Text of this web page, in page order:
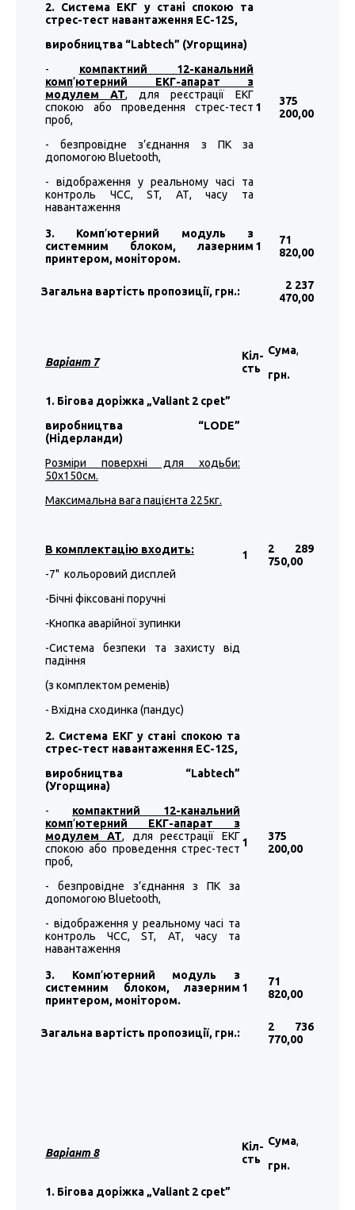
2. Система ЕКГ у стані спокою та
стрес-тест навантаження EC-12S,
виробництва “Labtech” (Угорщина)
- компактний 12-канальний
комп’ютерний ЕКГ-апарат з
модулем АТ, для реєстрації ЕКГ
спокою або проведення стрес-тест
проб,
- безпровідне з’єднання з ПК за
допомогою Bluetooth,
- відображення у реальному часі та
контроль ЧСС, ST, АТ, часу та
навантаження
1
375
200,00
3. Комп’ютерний модуль з
системним блоком, лазерним
принтером, монітором.
1
71
820,00
Загальна вартість пропозиції, грн.:
2 237
470,00
Варіант 7
Кіл-
сть
Сума,
грн.
1. Бігова доріжка „Valiant 2 cpet”
виробництва “LODE”
(Нідерланди)
Розміри поверхні для ходьби:
50х150см.
Максимальна вага пацієнта 225кг.
В комплектацію входить:
-7" кольоровий дисплей
-Бічні фіксовані поручні
-Кнопка аварійної зупинки
-Система безпеки та захисту від
падіння
(з комплектом ременів)
- Вхідна сходинка (пандус)
1
2 289
750,00
2. Система ЕКГ у стані спокою та
стрес-тест навантаження EC-12S,
виробництва “Labtech”
(Угорщина)
- компактний 12-канальний
комп’ютерний ЕКГ-апарат з
модулем АТ, для реєстрації ЕКГ
спокою або проведення стрес-тест
проб,
- безпровідне з’єднання з ПК за
допомогою Bluetooth,
- відображення у реальному часі та
контроль ЧСС, ST, АТ, часу та
навантаження
1
375
200,00
3. Комп’ютерний модуль з
системним блоком, лазерним
принтером, монітором.
1
71
820,00
Загальна вартість пропозиції, грн.:
2 736
770,00
Варіант 8
Кіл-
сть
Сума,
грн.
1. Бігова доріжка „Valiant 2 cpet”